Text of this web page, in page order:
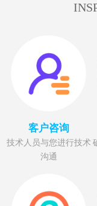
客户咨询
技术人员与您进行技术
沟通